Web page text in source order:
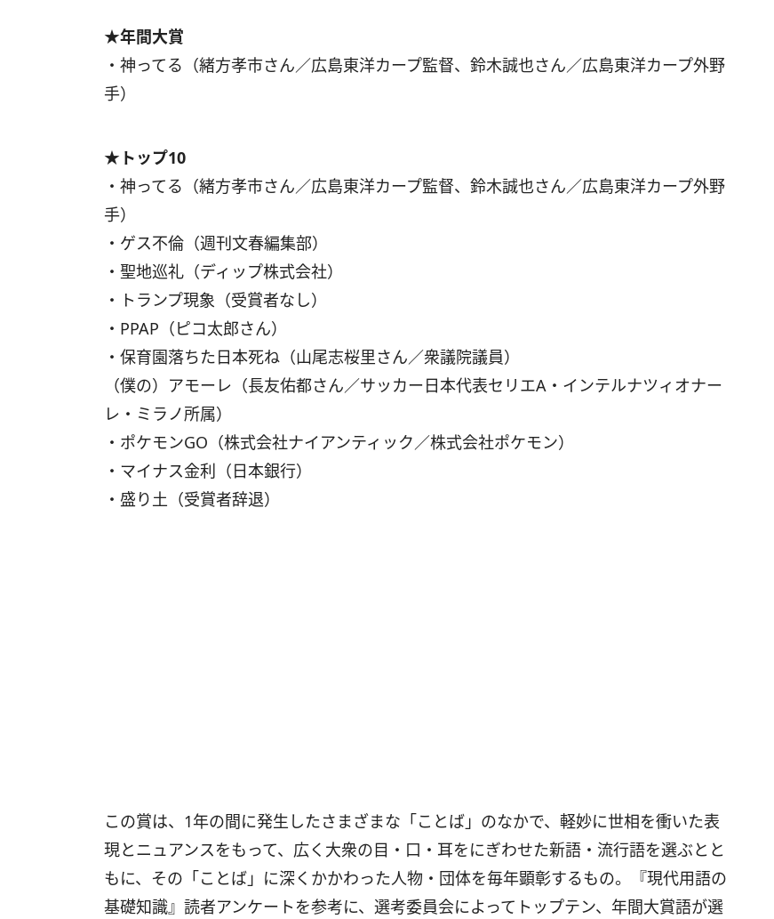
★年間大賞
・神ってる（緒方孝市さん／広島東洋カープ監督、鈴木誠也さん／広島東洋カープ外野
手）
★トップ10
・神ってる（緒方孝市さん／広島東洋カープ監督、鈴木誠也さん／広島東洋カープ外野
手）
・ゲス不倫（週刊文春編集部）
・聖地巡礼（ディップ株式会社）
・トランプ現象（受賞者なし）
・PPAP（ピコ太郎さん）
・保育園落ちた日本死ね（山尾志桜里さん／衆議院議員）
（僕の）アモーレ（長友佑都さん／サッカー日本代表セリエA・インテルナツィオナー
レ・ミラノ所属）
・ポケモンGO（株式会社ナイアンティック／株式会社ポケモン）
・マイナス金利（日本銀行）
・盛り土（受賞者辞退）
この賞は、1年の間に発生したさまざまな「ことば」のなかで、軽妙に世相を衝いた表
現とニュアンスをもって、広く大衆の目・口・耳をにぎわせた新語・流行語を選ぶとと
もに、その「ことば」に深くかかわった人物・団体を毎年顕彰するもの。『現代用語の
基礎知識』読者アンケートを参考に、選考委員会によってトップテン、年間大賞語が選